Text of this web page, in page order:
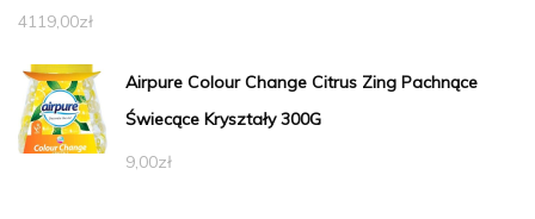
4119,00zł
Airpure Colour Change Citrus Zing Pachnące
Świecące Kryształy 300G
9,00zł